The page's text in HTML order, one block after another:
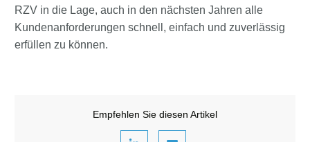
RZV in die Lage, auch in den nächsten Jahren alle
Kundenanforderungen schnell, einfach und zuverlässig
erfüllen zu können.
Empfehlen Sie diesen Artikel